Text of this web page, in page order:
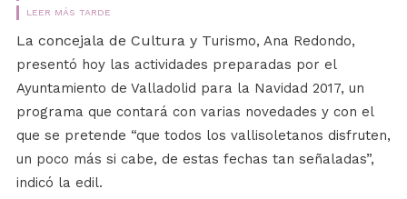
LEER MÁS TARDE
La concejala de Cultura y Turismo, Ana Redondo,
presentó hoy las actividades preparadas por el
Ayuntamiento de Valladolid para la Navidad 2017, un
programa que contará con varias novedades y con el
que se pretende “que todos los vallisoletanos disfruten,
un poco más si cabe, de estas fechas tan señaladas”,
indicó la edil.